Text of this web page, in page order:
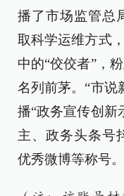
播了市场监管总
取科学运维方式
中的“佼佼者”，
名列前茅。“市说
播“政务宣传创新
主、政务头条号
优秀微博等称号。